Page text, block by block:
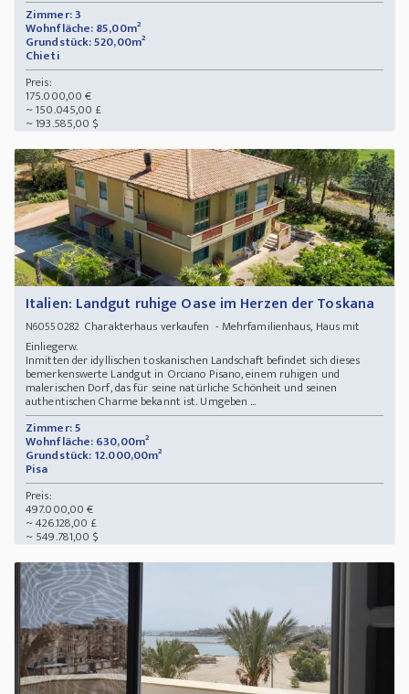
Zimmer: 3
Wohnfläche: 85,00m²
Grundstück: 520,00m²
Chieti
Preis:
175.000,00 €
~ 150.045,00 £
~ 193.585,00 $
Italien: Landgut ruhige Oase im Herzen der Toskana
N60550282Charakterhaus verkaufen - Mehrfamilienhaus, Haus mit
Einliegerw.
Inmitten der idyllischen toskanischen Landschaft befindet sich dieses
bemerkenswerte Landgut in Orciano Pisano, einem ruhigen und
malerischen Dorf, das für seine natürliche Schönheit und seinen
authentischen Charme bekannt ist. Umgeben ...
Zimmer: 5
Wohnfläche: 630,00m²
Grundstück: 12.000,00m²
Pisa
Preis:
497.000,00 €
~ 426.128,00 £
~ 549.781,00 $